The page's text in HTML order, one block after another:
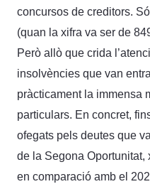
concursos de creditors.
(quan la xifra va ser de
Però allò que crida
insolvències que van
pràcticament la immensa
particulars. En concret,
ofegats pels deutes que
de la Segona Oportunitat,
en comparació amb el